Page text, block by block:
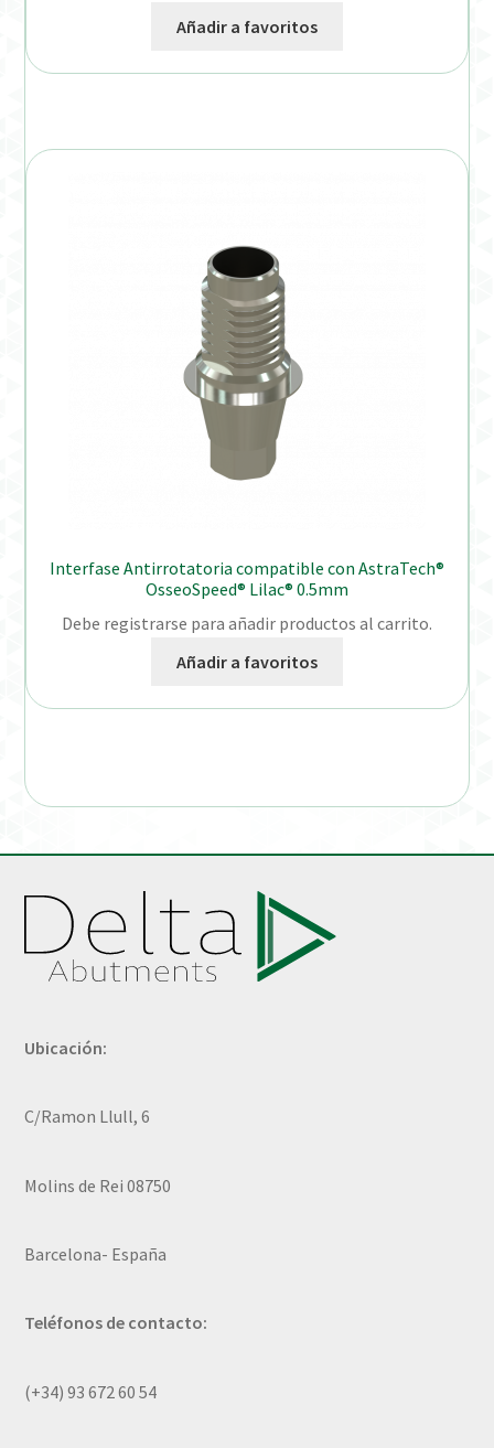
Añadir a favoritos
Interfase Antirrotatoria compatible con AstraTech®
OsseoSpeed® Lilac® 0.5mm
Debe registrarse para añadir productos al carrito.
Añadir a favoritos
Ubicación:
C/Ramon Llull, 6
Molins de Rei 08750
Barcelona- España
Teléfonos de contacto:
(+34) 93 672 60 54